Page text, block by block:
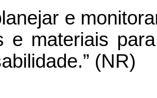
e
e materiais
(NR)